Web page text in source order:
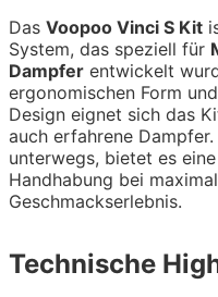
Das Voopoo Vinci S Kit
System, das speziell für
Dampfer entwickelt
ergonomischen Form
Design eignet sich das
auch erfahrene
unterwegs, bietet es
Handhabung bei
Geschmackserlebnis.
Technische